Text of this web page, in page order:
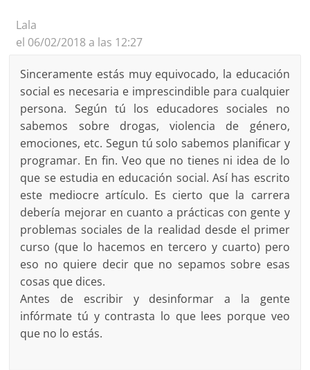
Lala
el 06/02/2018 a las 12:27
Sinceramente estás muy equivocado, la educación
social es necesaria e imprescindible para cualquier
persona. Según tú los educadores sociales no
sabemos sobre drogas, violencia de género,
emociones, etc. Segun tú solo sabemos planificar y
programar. En fin. Veo que no tienes ni idea de lo
que se estudia en educación social. Así has escrito
este mediocre artículo. Es cierto que la carrera
debería mejorar en cuanto a prácticas con gente y
problemas sociales de la realidad desde el primer
curso (que lo hacemos en tercero y cuarto) pero
eso no quiere decir que no sepamos sobre esas
cosas que dices.
Antes de escribir y desinformar a la gente
infórmate tú y contrasta lo que lees porque veo
que no lo estás.